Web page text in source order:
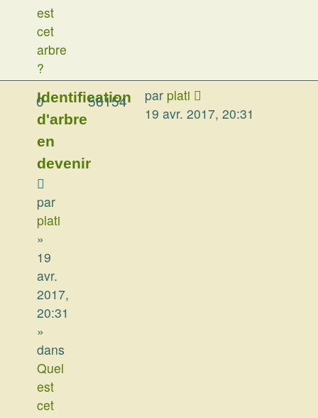
est
cet
arbre
?
Identification
d'arbre
en
devenir
par
plati
»
19
avr.
2017,
20:31
»
dans
Quel
est
cet
0 56154 par plati
19 avr. 2017, 20:31